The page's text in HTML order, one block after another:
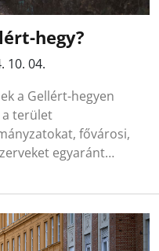
hegy?
10. 04.
a Gellért-hegyen
a terület
fővárosi,
egyaránt…